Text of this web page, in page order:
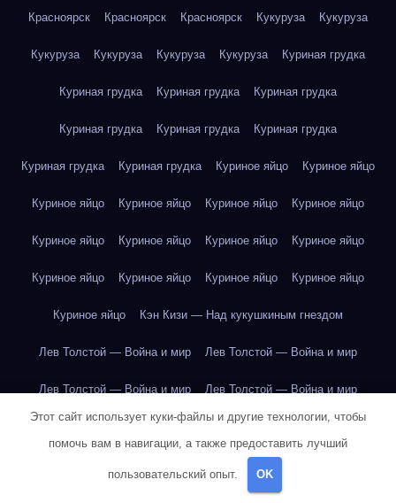
Красноярск Красноярск Красноярск Кукуруза Кукуруза
Кукуруза Кукуруза Кукуруза Кукуруза Куриная грудка
Куриная грудка Куриная грудка Куриная грудка
Куриная грудка Куриная грудка Куриная грудка
Куриная грудка Куриная грудка Куриное яйцо Куриное яйцо
Куриное яйцо Куриное яйцо Куриное яйцо Куриное яйцо
Куриное яйцо Куриное яйцо Куриное яйцо Куриное яйцо
Куриное яйцо Куриное яйцо Куриное яйцо Куриное яйцо
Куриное яйцо Кэн Кизи — Над кукушкиным гнездом
Лев Толстой — Война и мир Лев Толстой — Война и мир
Лев Толстой — Война и мир Лев Толстой — Война и мир
Лев Толстой — Война и мир Лев Толстой — Война и мир
Лев Толстой — Война и мир
Этот сайт использует куки-файлы и другие технологии, чтобы
помочь вам в навигации, а также предоставить лучший
пользовательский опыт. OK